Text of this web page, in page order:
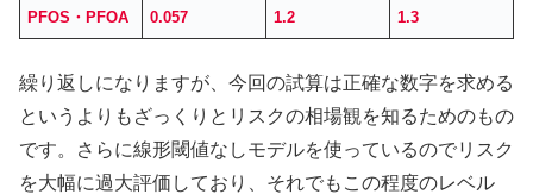
PFOS・PFOA 0.057 1.2 1.3
繰り返しになりますが、今回の試算は正確な数字を求める
というよりもざっくりとリスクの相場観を知るためのもの
です。さらに線形閾値なしモデルを使っているのでリスク
を大幅に過大評価しており、それでもこの程度のレベル